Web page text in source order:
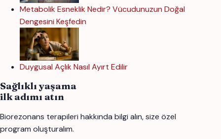
Metabolik Esneklik Nedir? Vücudunuzun Doğal
Dengesini Keşfedin
Duygusal Açlık Nasıl Ayırt Edilir
Sağlıklı yaşama
ilk adımı atın
Biorezonans terapileri hakkında bilgi alın, size özel
program oluşturalım.